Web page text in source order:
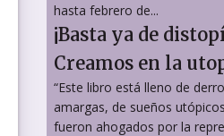
hasta febrero de...
¡Basta ya de
Creamos en la
“Este libro está lleno de
amargas, de sueños
fueron ahogados por la